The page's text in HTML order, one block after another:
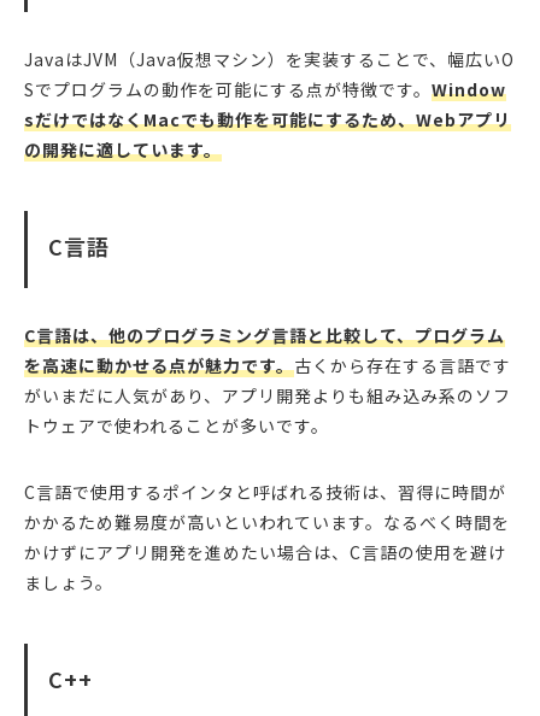
JavaはJVM（Java仮想マシン）を実装することで、幅広いO
Sでプログラムの動作を可能にする点が特徴です。 Window
sだけではなくMacでも動作を可能にするため、Webアプリ
の開発に適しています。
C言語
C言語は、他のプログラミング言語と比較して、プログラム
を高速に動かせる点が魅力です。古くから存在する言語です
がいまだに人気があり、アプリ開発よりも組み込み系のソフ
トウェアで使われることが多いです。
C言語で使用するポインタと呼ばれる技術は、習得に時間が
かかるため難易度が高いといわれています。なるべく時間を
かけずにアプリ開発を進めたい場合は、C言語の使用を避け
ましょう。
C++